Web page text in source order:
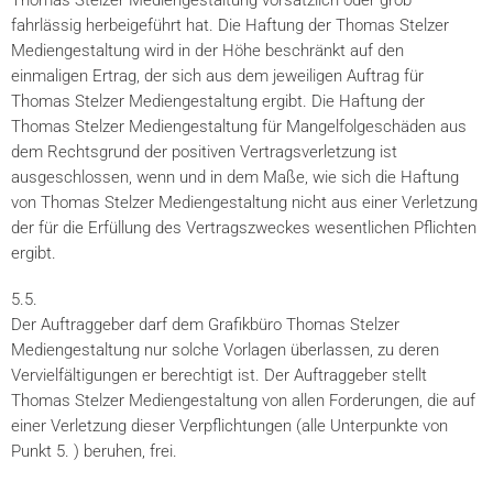
fahrlässig herbeigeführt hat. Die Haftung der Thomas Stelzer
Mediengestaltung wird in der Höhe beschränkt auf den
einmaligen Ertrag, der sich aus dem jeweiligen Auftrag für
Thomas Stelzer Mediengestaltung ergibt. Die Haftung der
Thomas Stelzer Mediengestaltung für Mangelfolgeschäden aus
dem Rechtsgrund der positiven Vertragsverletzung ist
ausgeschlossen, wenn und in dem Maße, wie sich die Haftung
von Thomas Stelzer Mediengestaltung nicht aus einer Verletzung
der für die Erfüllung des Vertragszweckes wesentlichen Pflichten
ergibt.
5.5.
Der Auftraggeber darf dem Grafikbüro Thomas Stelzer
Mediengestaltung nur solche Vorlagen überlassen, zu deren
Vervielfältigungen er berechtigt ist. Der Auftraggeber stellt
Thomas Stelzer Mediengestaltung von allen Forderungen, die auf
einer Verletzung dieser Verpflichtungen (alle Unterpunkte von
Punkt 5. ) beruhen, frei.